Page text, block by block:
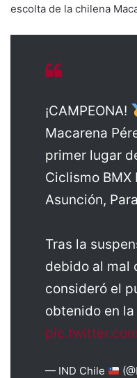
escolta de la chilena
¡CAMPEONA!
Macarena
primer lugar
Ciclismo BMX
Asunción,
Tras la
debido al mal
consideró el
obtenido en
— IND Chile